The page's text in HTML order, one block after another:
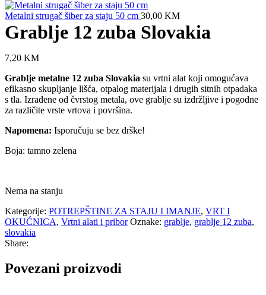
Metalni strugač šiber za staju 50 cm 30,00 KM
Grablje 12 zuba Slovakia
7,20 KM
Grablje metalne 12 zuba Slovakia su vrtni alat koji omogućava
efikasno skupljanje lišća, otpalog materijala i drugih sitnih otpadaka
s tla. Izrađene od čvrstog metala, ove grablje su izdržljive i pogodne
za različite vrste vrtova i površina.
Napomena: Isporučuju se bez drške!
Boja: tamno zelena
Nema na stanju
Kategorije: POTREPŠTINE ZA STAJU I IMANJE, VRT I
OKUĆNICA, Vrtni alati i pribor Oznake: grablje, grablje 12 zuba,
slovakia
Share:
Povezani proizvodi